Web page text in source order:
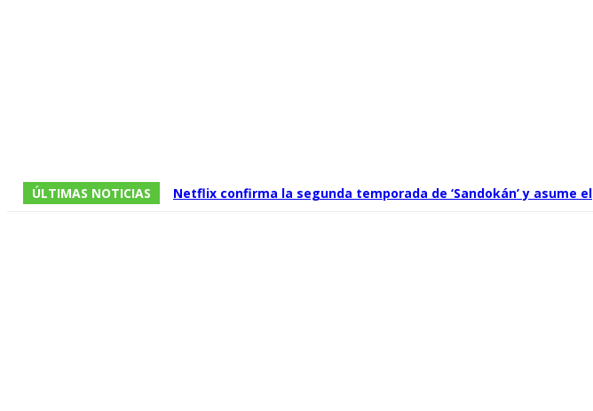
ÚLTIMAS NOTICIAS
Netflix confirma la segunda temporada de ‘Sandokán’ y asume el